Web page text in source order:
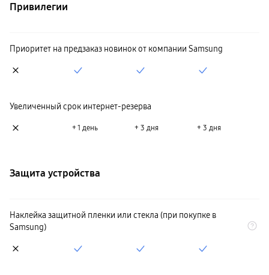
Привилегии
Приоритет на предзаказ новинок от компании Samsung
Увеличенный срок интернет-резерва
+ 1 день + 3 дня + 3 дня
Защита устройства
Наклейка защитной пленки или стекла (при покупке в
Samsung)